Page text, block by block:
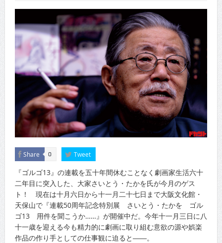
Share 0 Tweet
『ゴルゴ13』の連載を五十年間休むことなく劇画家生活六十
二年目に突入した、大家さいとう・たかを氏が今月のゲス
ト！ 現在は十月六日から十一月二十七日まで大阪文化館・
天保山で『連載50周年記念特別展 さいとう・たかを ゴル
ゴ13 用件を聞こうか……』が開催中だ。今年十一月三日に八
十一歳を迎える今も精力的に劇画に取り組む意欲の源や娯楽
作品の作り手としての仕事観に迫ると――。